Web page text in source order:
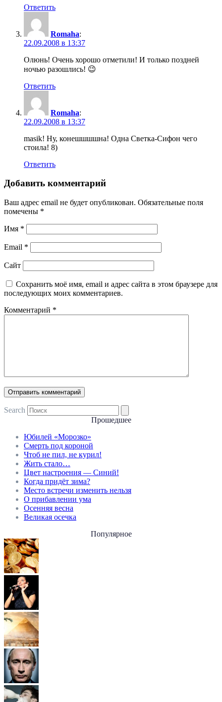
Ответить
Romaha:
22.09.2008 в 13:37
Олюнь! Очень хорошо отметили! И только поздней
ночью разошлись! 😉
Ответить
Romaha:
22.09.2008 в 13:37
masik! Ну, конешшшшна! Одна Светка-Сифон чего
стоила! 8)
Ответить
Добавить комментарий
Ваш адрес email не будет опубликован. Обязательные поля
помечены *
Имя *
Email *
Сайт
Сохранить моё имя, email и адрес сайта в этом браузере для
последующих моих комментариев.
Комментарий *
Search
Прошедшее
Юбилей «Морозко»
Смерть под короной
Чтоб не пил, не курил!
Жить стало…
Цвет настроения — Синий!
Когда придёт зима?
Место встречи изменить нельзя
О прибавлении ума
Осенняя весна
Великая осечка
Популярное